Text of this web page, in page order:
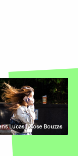
Lucas | Xose Bouzas